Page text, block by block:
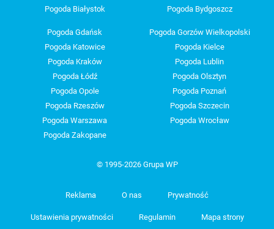
Pogoda Białystok Pogoda Bydgoszcz
Pogoda Gdańsk
Pogoda Gorzów Wielkopolski
Pogoda Katowice
Pogoda Kielce
Pogoda Kraków
Pogoda Lublin
Pogoda Łódź
Pogoda Olsztyn
Pogoda Opole
Pogoda Poznań
Pogoda Rzeszów
Pogoda Szczecin
Pogoda Warszawa
Pogoda Wrocław
Pogoda Zakopane
© 1995-2026 Grupa WP
Reklama O nas Prywatność
Ustawienia prywatności Regulamin Mapa strony